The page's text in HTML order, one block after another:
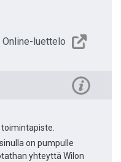
Online-luettelo
on pumpulle
yhteyttä Wilon